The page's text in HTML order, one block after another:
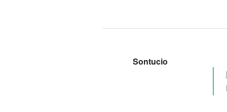
Sontucio